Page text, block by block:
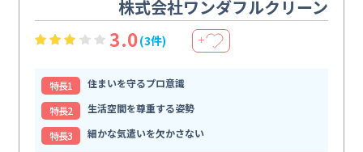
株式会社ワンダフルクリーン
3.0(3件) ＋
特⻑1
住まいを守るプロ意識
特⻑2
生活空間を尊重する姿勢
特⻑3
細かな気遣いを欠かさない